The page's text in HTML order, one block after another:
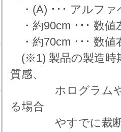
・(A) ･･･ アルフ
・約90cm ･･･ 数値
・約70cm ･･･ 数値
(※1) 製品の製造時
質感、
ホログラムやラ
る場合
やすでに裁断済